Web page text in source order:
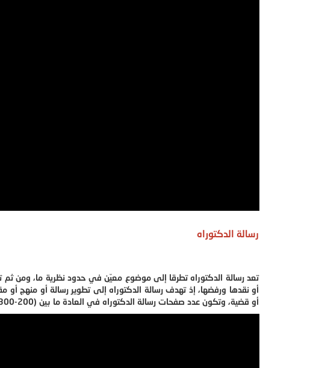
رسالة الدكتوراه
تعد رسالة الدكتوراه تطرقا إلى موضوع معيّن في حدود نظرية ما، ومن ثم
أو نقدها ورفضها، إذ تهدف رسالة الدكتوراه إلى تطوير رسالة أو منهج
أو قضية، وتكون عدد صفحات رسالة الدكتوراه في العادة ما بين (200-300) صفحة. (تشاها، تشيتين، وأوزجانال، 2017، ص10).